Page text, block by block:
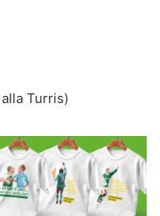
Turris)